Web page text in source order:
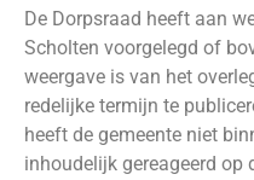
De Dorpsraad heeft aan
Scholten voorgelegd of
weergave is van het
redelijke termijn te
heeft de gemeente niet
inhoudelijk gereageerd op